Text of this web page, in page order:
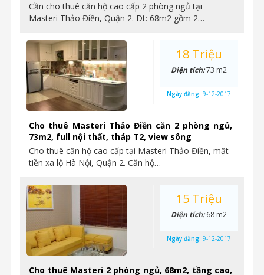
Cần cho thuê căn hộ cao cấp 2 phòng ngủ tại
Masteri Thảo Điền, Quận 2. Dt: 68m2 gồm 2…
Cho thuê Masteri Thảo Điền căn 2 phòng ngủ,
73m2, full nội thất, tháp T2, view sông
Cho thuê căn hộ cao cấp tại Masteri Thảo Điền, mặt
tiền xa lộ Hà Nội, Quận 2. Căn hộ…
18 Triệu
Diện tích:73 m2
Ngày đăng: 9-12-2017
Cho thuê Masteri 2 phòng ngủ, 68m2, tầng cao,
15 Triệu
Diện tích:68 m2
Ngày đăng: 9-12-2017